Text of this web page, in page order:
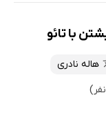
با تائو
هاله نادری